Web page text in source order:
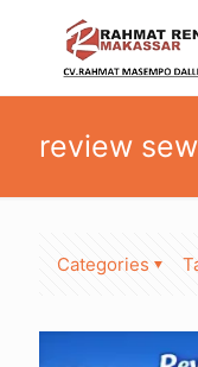
review
Categories